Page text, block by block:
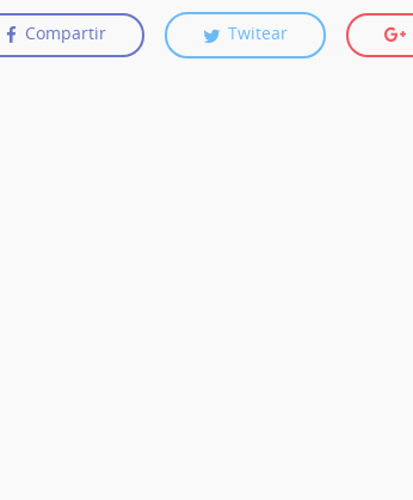
Compartir Twitear